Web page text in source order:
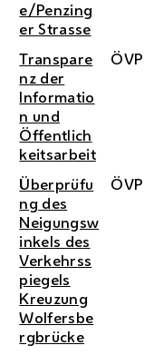
e/Penzing
er Strasse
Transpare
nz der
Informatio
n und
Öffentlich
keitsarbeit
ÖVP
Überprüfu
ng des
Neigungsw
inkels des
Verkehrss
piegels
Kreuzung
Wolfersbe
rgbrücke
ÖVP